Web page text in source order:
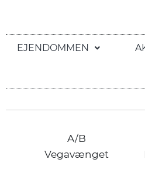
EJENDOMMEN
A/B
Vegavænget